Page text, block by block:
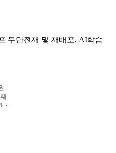
무단전재 및 재배포, AI학습